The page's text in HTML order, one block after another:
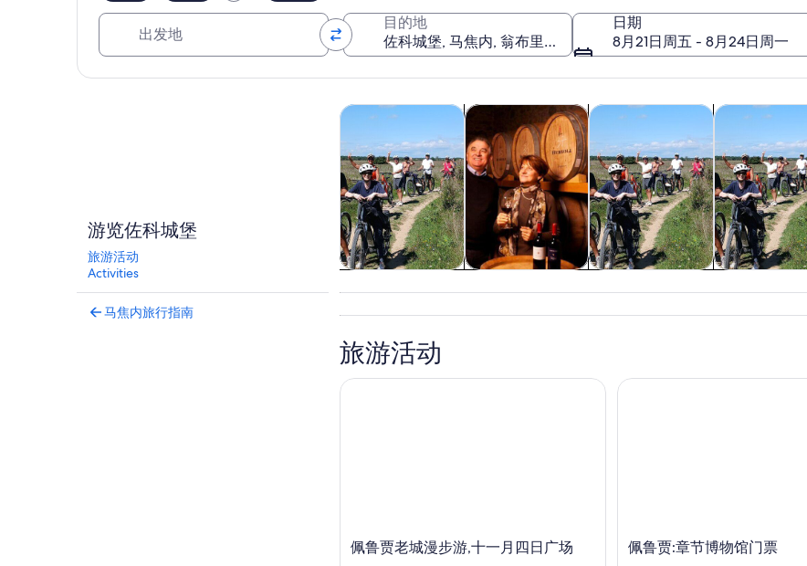
目的地
日期
8月21日周五 - 8月24日周一
游览佐科城堡
旅游活动
Activities
马焦内旅行指南
观光一日游 在新标签页中打开
餐饮和夜生活在新标签页中打开
户外探险在新标签页中打开
私人和定制之旅
旅游活动
佩鲁贾老城漫步游,十一月四日广场
佩鲁贾老城漫步游,十一月四日广场
佩鲁贾:章节博物馆门票
佩鲁贾:章节博物馆门票